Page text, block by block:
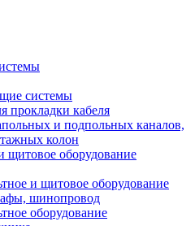
системы
прокладки кабеля
и подпольных каналов,
колон
щитовое оборудование
и щитовое оборудование
шинопровод
оборудование